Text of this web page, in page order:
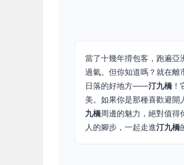
當了十幾年揹包客，跑遍亞
過氣。但你知道嗎？就在離
日落的好地方——汀九橋！
美。如果你是那種喜歡避開
九橋周邊的魅力，絕對值得
人的腳步，一起走進汀九橋